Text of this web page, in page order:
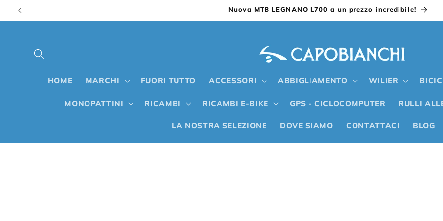
direttamente
ai contenuti
Nuova MTB LEGNANO L700 a un prezzo incredibile!
HOME MARCHI FUORI TUTTO ACCESSORI ABBIGLIAMENTO WILIER
MONOPATTINI RICAMBI RICAMBI E-BIKE GPS - CICLOCOMPUTER RULLI
LA NOSTRA SELEZIONE DOVE SIAMO CONTATTACI BLOG